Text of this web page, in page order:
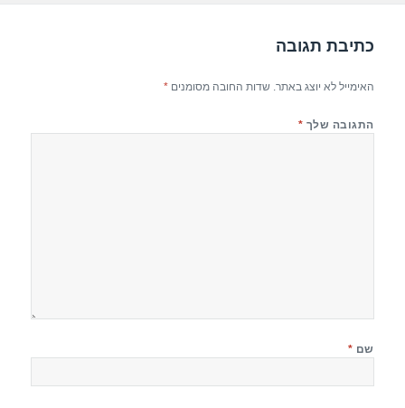
כתיבת תגובה
האימייל לא יוצג באתר. שדות החובה מסומנים*
התגובה שלך *
שם *